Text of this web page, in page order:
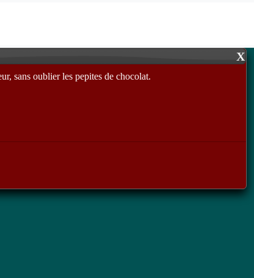
X
sans oublier les pepites de chocolat.